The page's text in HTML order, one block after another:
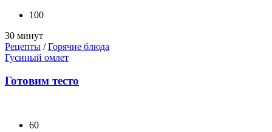
100
30 минут
Рецепты /Горячие блюда
Гусиный омлет
Готовим тесто
60